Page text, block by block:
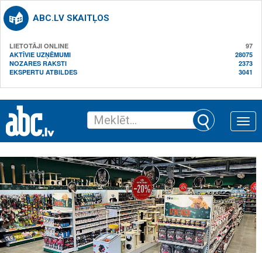
ABC.LV SKAITĻOS
LIETOTĀJI ONLINE
97
AKTĪVIE UZŅĒMUMI
28075
NOZARES RAKSTI
2373
EKSPERTU ATBILDES
3041
Toggle